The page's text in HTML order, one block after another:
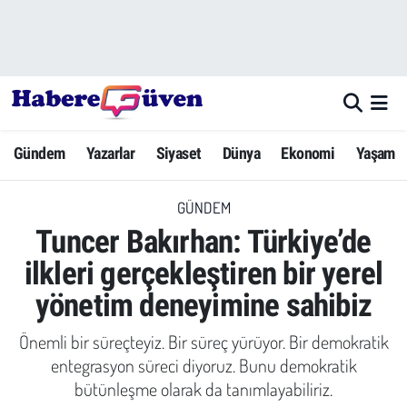
Gündem Yazarlar Siyaset Dünya Ekonomi Yaşam
GÜNDEM
Tuncer Bakırhan: Türkiye’de
ilkleri gerçekleştiren bir yerel
yönetim deneyimine sahibiz
Önemli bir süreçteyiz. Bir süreç yürüyor. Bir demokratik
entegrasyon süreci diyoruz. Bunu demokratik
bütünleşme olarak da tanımlayabiliriz.
Yazarlar
Dünya
Ekonomi
Yaşam
Yerel Haberler
Eğitim
Hava Durumu
Trafik Durumu
Süper Lig Puan Durumu ve Fikstür
Tüm Manşetler
Son Dakika Haberleri
Haber Arşivi